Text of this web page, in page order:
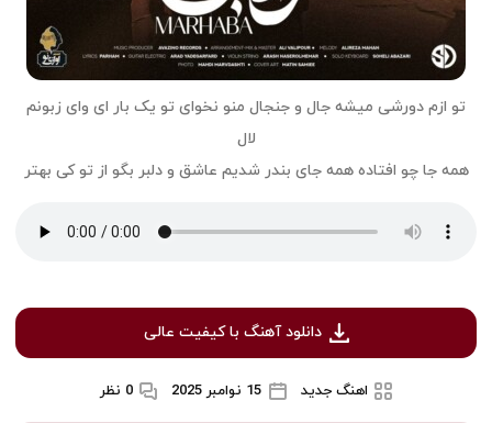
تو ازم دورشی میشه جال و جنجال منو نخوای تو یک بار ای وای زبونم
لال
همه جا چو افتاده همه جای بندر شدیم عاشق و دلبر بگو از تو کی بهتر
دانلود آهنگ با کیفیت عالی
اهنگ جدید 15 نوامبر 2025 0 نظر